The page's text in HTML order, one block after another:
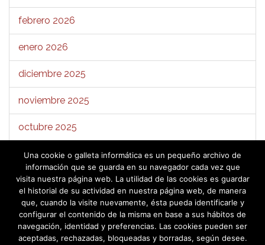
febrero 2026
enero 2026
diciembre 2025
noviembre 2025
octubre 2025
septiembre 2025
agosto 2025
julio 2025
junio 2025
Una cookie o galleta informática es un pequeño archivo de
información que se guarda en su navegador cada vez que
visita nuestra página web. La utilidad de las cookies es guardar
el historial de su actividad en nuestra página web, de manera
que, cuando la visite nuevamente, ésta pueda identificarle y
configurar el contenido de la misma en base a sus hábitos de
navegación, identidad y preferencias. Las cookies pueden ser
aceptadas, rechazadas, bloqueadas y borradas, según desee.